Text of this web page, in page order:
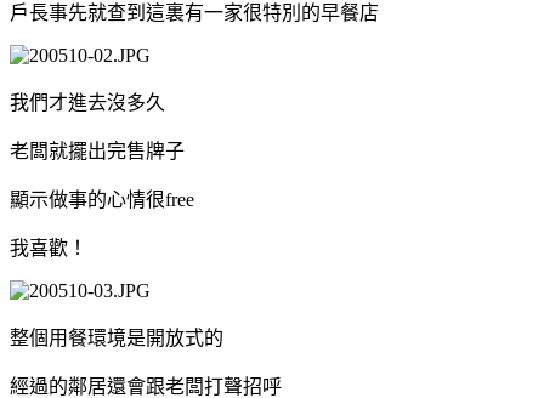
戶長事先就查到這裏有一家很特別的早餐店
我們才進去沒多久
老闆就擺出完售牌子
顯示做事的心情很free
我喜歡！
整個用餐環境是開放式的
經過的鄰居還會跟老闆打聲招呼